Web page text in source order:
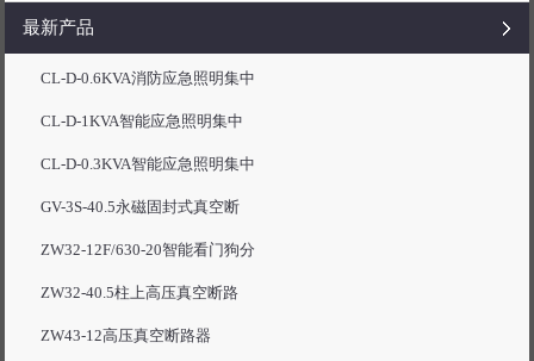
最新产品
CL-D-0.6KVA消防应急照明集中
CL-D-1KVA智能应急照明集中
CL-D-0.3KVA智能应急照明集中
GV-3S-40.5永磁固封式真空断
ZW32-12F/630-20智能看门狗分
ZW32-40.5柱上高压真空断路
ZW43-12高压真空断路器